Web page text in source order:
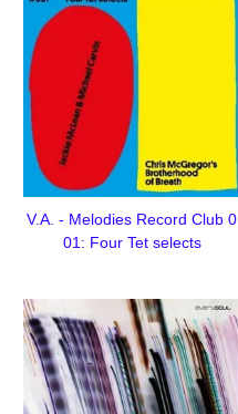
V.A. - Melodies Record Club 0
01: Four Tet selects